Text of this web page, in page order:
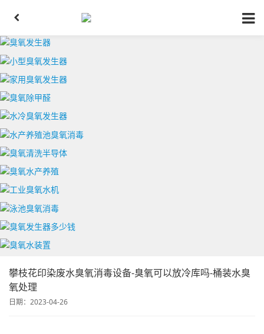
攀枝花印染废水臭氧消毒设备-臭氧可以放冷库吗-桶装水臭
氧处理
日期：2023-04-26